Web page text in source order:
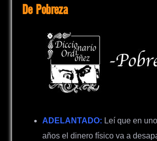
De Pobreza
ADELANTADO: Leí que en
años el dinero físico va a